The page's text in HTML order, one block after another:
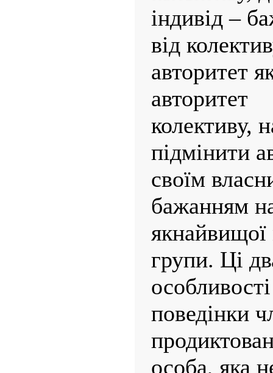
індивід –
від
авторитет
авторитет
колективу,
підмінити
своїм
бажанням
якнайвищої
групи. Ці
поведінки
особа, яка